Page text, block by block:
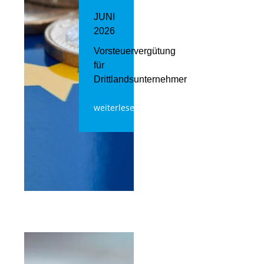
JUNI
2026
Vorsteuervergütung
für
Drittlandsunternehmer
weiterlesen